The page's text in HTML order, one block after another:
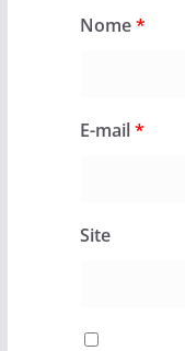
Nome*
E-mail*
Site